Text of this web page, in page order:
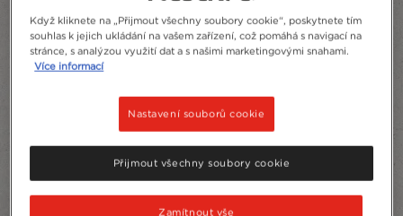
Když kliknete na „Přijmout všechny soubory cookie“, poskytnete tím
souhlas k jejich ukládání na vašem zařízení, což pomáhá s navigací na
stránce, s analýzou využití dat a s našimi marketingovými snahami.
Více informací
Nastavení souborů cookie
Zamítnout vše
Přijmout všechny soubory cookie